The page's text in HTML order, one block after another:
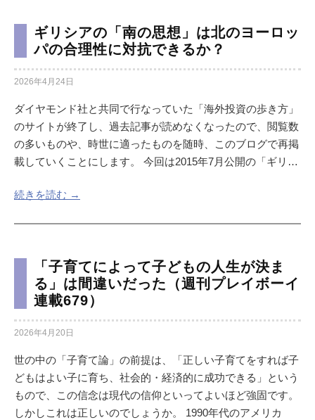
ギリシアの「南の思想」は北のヨーロッ
パの合理性に対抗できるか？
2026年4月24日
ダイヤモンド社と共同で行なっていた「海外投資の歩き方」
のサイトが終了し、過去記事が読めなくなったので、閲覧数
の多いものや、時世に適ったものを随時、このブログで再掲
載していくことにします。 今回は2015年7月公開の「ギリ…
続きを読む →
「子育てによって子どもの人生が決ま
る」は間違いだった（週刊プレイボーイ
連載679）
2026年4月20日
世の中の「子育て論」の前提は、「正しい子育てをすれば子
どもはよい子に育ち、社会的・経済的に成功できる」という
もので、この信念は現代の信仰といってよいほど強固です。
しかしこれは正しいのでしょうか。 1990年代のアメリカ